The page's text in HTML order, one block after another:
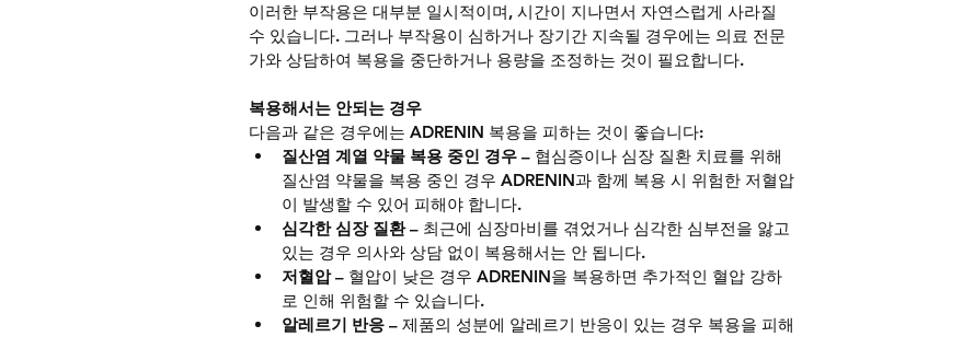
이러한 부작용은 대부분 일시적이며, 시간이 지나면서 자연스럽게 사라질
수 있습니다. 그러나 부작용이 심하거나 장기간 지속될 경우에는 의료 전문
가와 상담하여 복용을 중단하거나 용량을 조정하는 것이 필요합니다.
복용해서는 안되는 경우
다음과 같은 경우에는 ADRENIN 복용을 피하는 것이 좋습니다:
질산염 계열 약물 복용 중인 경우 – 협심증이나 심장 질환 치료를 위해
질산염 약물을 복용 중인 경우 ADRENIN과 함께 복용 시 위험한 저혈압
이 발생할 수 있어 피해야 합니다.
심각한 심장 질환 – 최근에 심장마비를 겪었거나 심각한 심부전을 앓고
있는 경우 의사와 상담 없이 복용해서는 안 됩니다.
저혈압 – 혈압이 낮은 경우 ADRENIN을 복용하면 추가적인 혈압 강하
로 인해 위험할 수 있습니다.
알레르기 반응 – 제품의 성분에 알레르기 반응이 있는 경우 복용을 피해